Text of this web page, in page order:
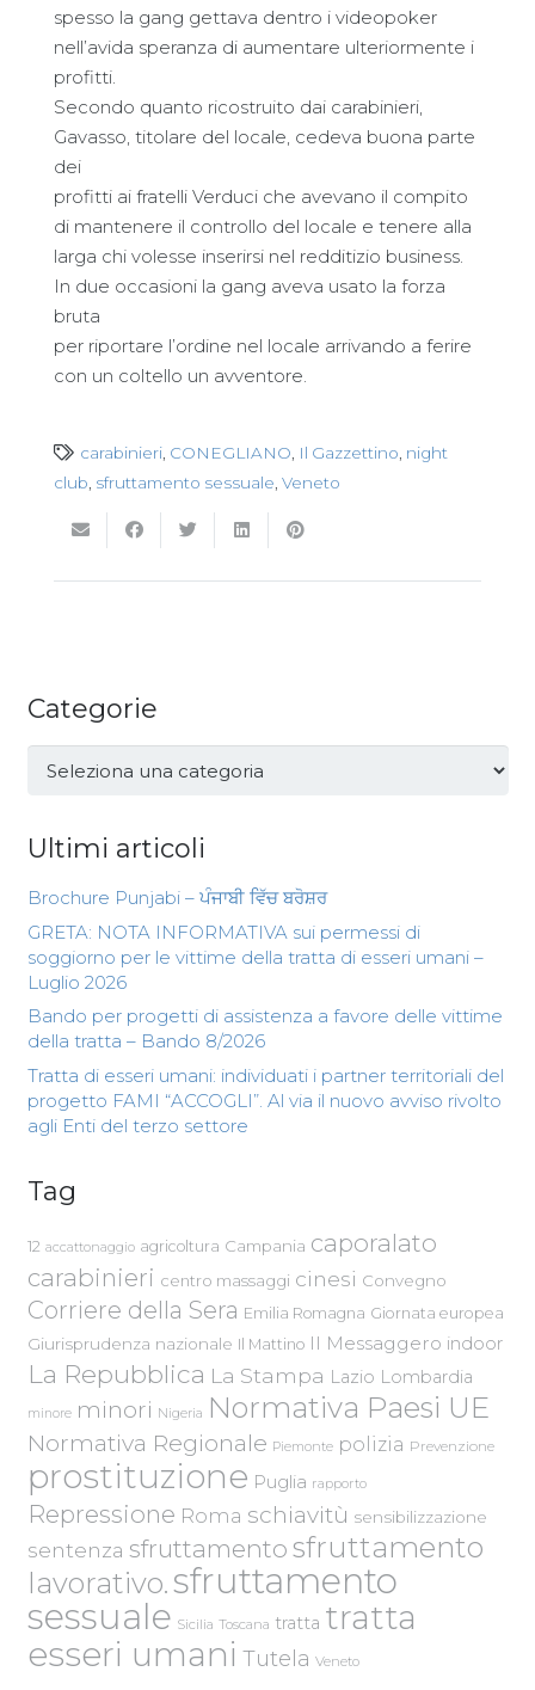
spesso la gang gettava dentro i videopoker
nell’avida speranza di aumentare ulteriormente i
profitti.
Secondo quanto ricostruito dai carabinieri,
Gavasso, titolare del locale, cedeva buona parte
dei
profitti ai fratelli Verduci che avevano il compito
di mantenere il controllo del locale e tenere alla
larga chi volesse inserirsi nel redditizio business.
In due occasioni la gang aveva usato la forza
bruta
per riportare l’ordine nel locale arrivando a ferire
con un coltello un avventore.
carabinieri, CONEGLIANO, Il Gazzettino, night
club, sfruttamento sessuale, Veneto
Categorie
Categorie
Ultimi articoli
Brochure Punjabi – ਪੰਜਾਬੀ ਵਿੱਚ ਬਰੋਸ਼ਰ
GRETA: NOTA INFORMATIVA sui permessi di
soggiorno per le vittime della tratta di esseri umani –
Luglio 2026
Bando per progetti di assistenza a favore delle vittime
della tratta – Bando 8/2026
Tratta di esseri umani: individuati i partner territoriali del
progetto FAMI “ACCOGLI”. Al via il nuovo avviso rivolto
agli Enti del terzo settore
Tag
12 accattonaggio agricoltura Campania caporalato
carabinieri centro massaggi cinesi Convegno
Corriere della Sera Emilia Romagna Giornata europea
Giurisprudenza nazionale Il Mattino Il Messaggero indoor
La Repubblica La Stampa Lazio Lombardia
minore minori Nigeria Normativa Paesi UE
Normativa Regionale Piemonte polizia Prevenzione
prostituzione Puglia rapporto
Repressione Roma schiavitù sensibilizzazione
sentenza sfruttamento sfruttamento
lavorativo.sfruttamento
sessuale Sicilia Toscana tratta tratta
esseri umani Tutela Veneto